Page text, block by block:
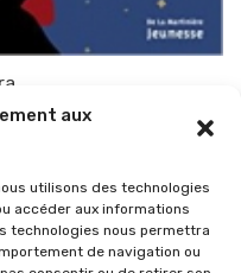
aux
utilisons des technologies
accéder aux informations
technologies nous permettra
de navigation ou